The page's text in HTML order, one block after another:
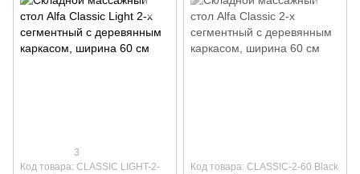
3
Код товара: CLASSIC LIGHT-2-
Код товара: CLASSIC-2-60 Black